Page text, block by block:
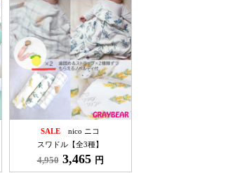
SALE nico ニコ
スワドル【全3種】
4,9503,465 円